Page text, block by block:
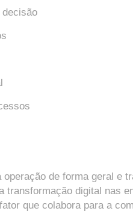
decisão
operação de forma geral e
transformação digital nas
que colabora para a